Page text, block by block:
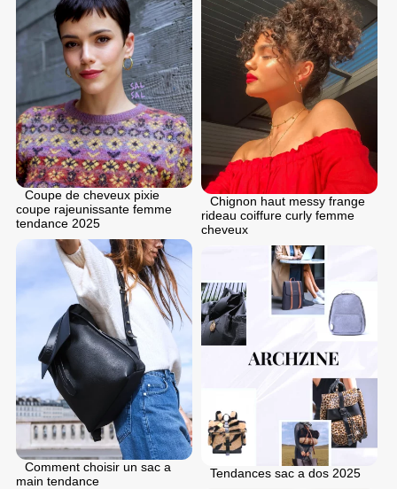
Coupe de cheveux pixie
coupe rajeunissante femme
tendance 2025
Chignon haut messy frange
rideau coiffure curly femme
cheveux
Comment choisir un sac a
main tendance
Tendances sac a dos 2025